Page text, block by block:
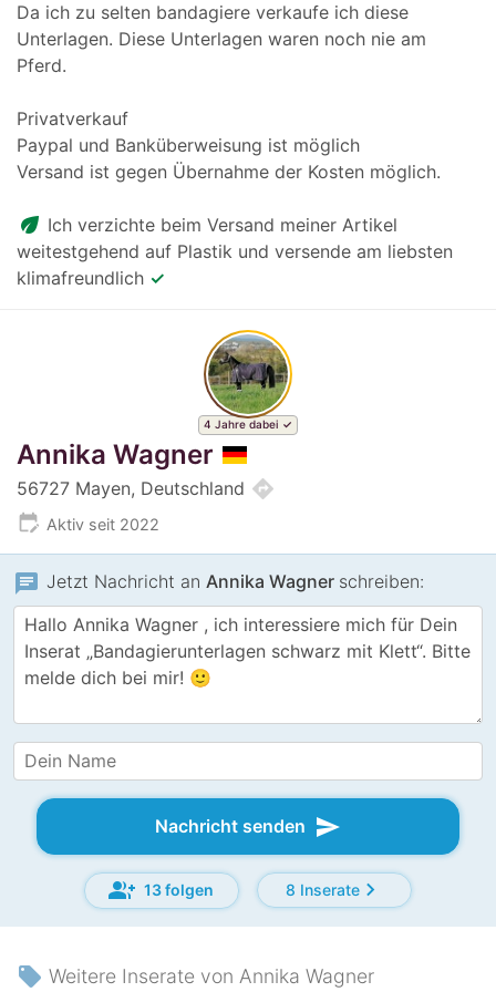
Da ich zu selten bandagiere verkaufe ich diese
Unterlagen. Diese Unterlagen waren noch nie am
Pferd.
Privatverkauf
Paypal und Banküberweisung ist möglich
Versand ist gegen Übernahme der Kosten möglich.
eco Ich verzichte beim Versand meiner Artikel
weitestgehend auf Plastik und versende am liebsten
klimafreundlich ✓
4 Jahre dabei
Annika Wagner
56727 Mayen, Deutschland directions
edit_calendar Aktiv seit 2022
chat Jetzt Nachricht an Annika Wagner schreiben:
Nachricht senden send
group_add 13 folgen 8 Inseratechevron_right
local_offer Weitere Inserate von Annika Wagner